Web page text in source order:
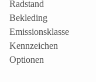
Radstand
Bekleding
Emissionsklasse
Kennzeichen
Optionen